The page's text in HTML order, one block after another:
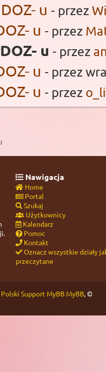
u - przez
u - przez
u - przez
u - przez
u - przez
Nawigacja
Home
Portal
Szukaj
Użytkownicy
Kalendarz
Pomoc
Kontakt
Oznacz wszystkie działy
przeczytane
Polski Support MyBB MyBB, ©